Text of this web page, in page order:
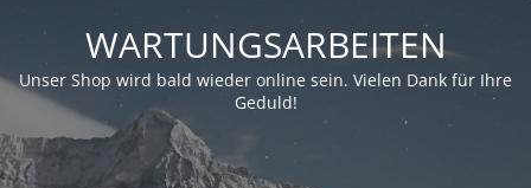
WARTUNGSARBEITEN
Unser Shop wird bald wieder online sein. Vielen Dank für Ihre
Geduld!